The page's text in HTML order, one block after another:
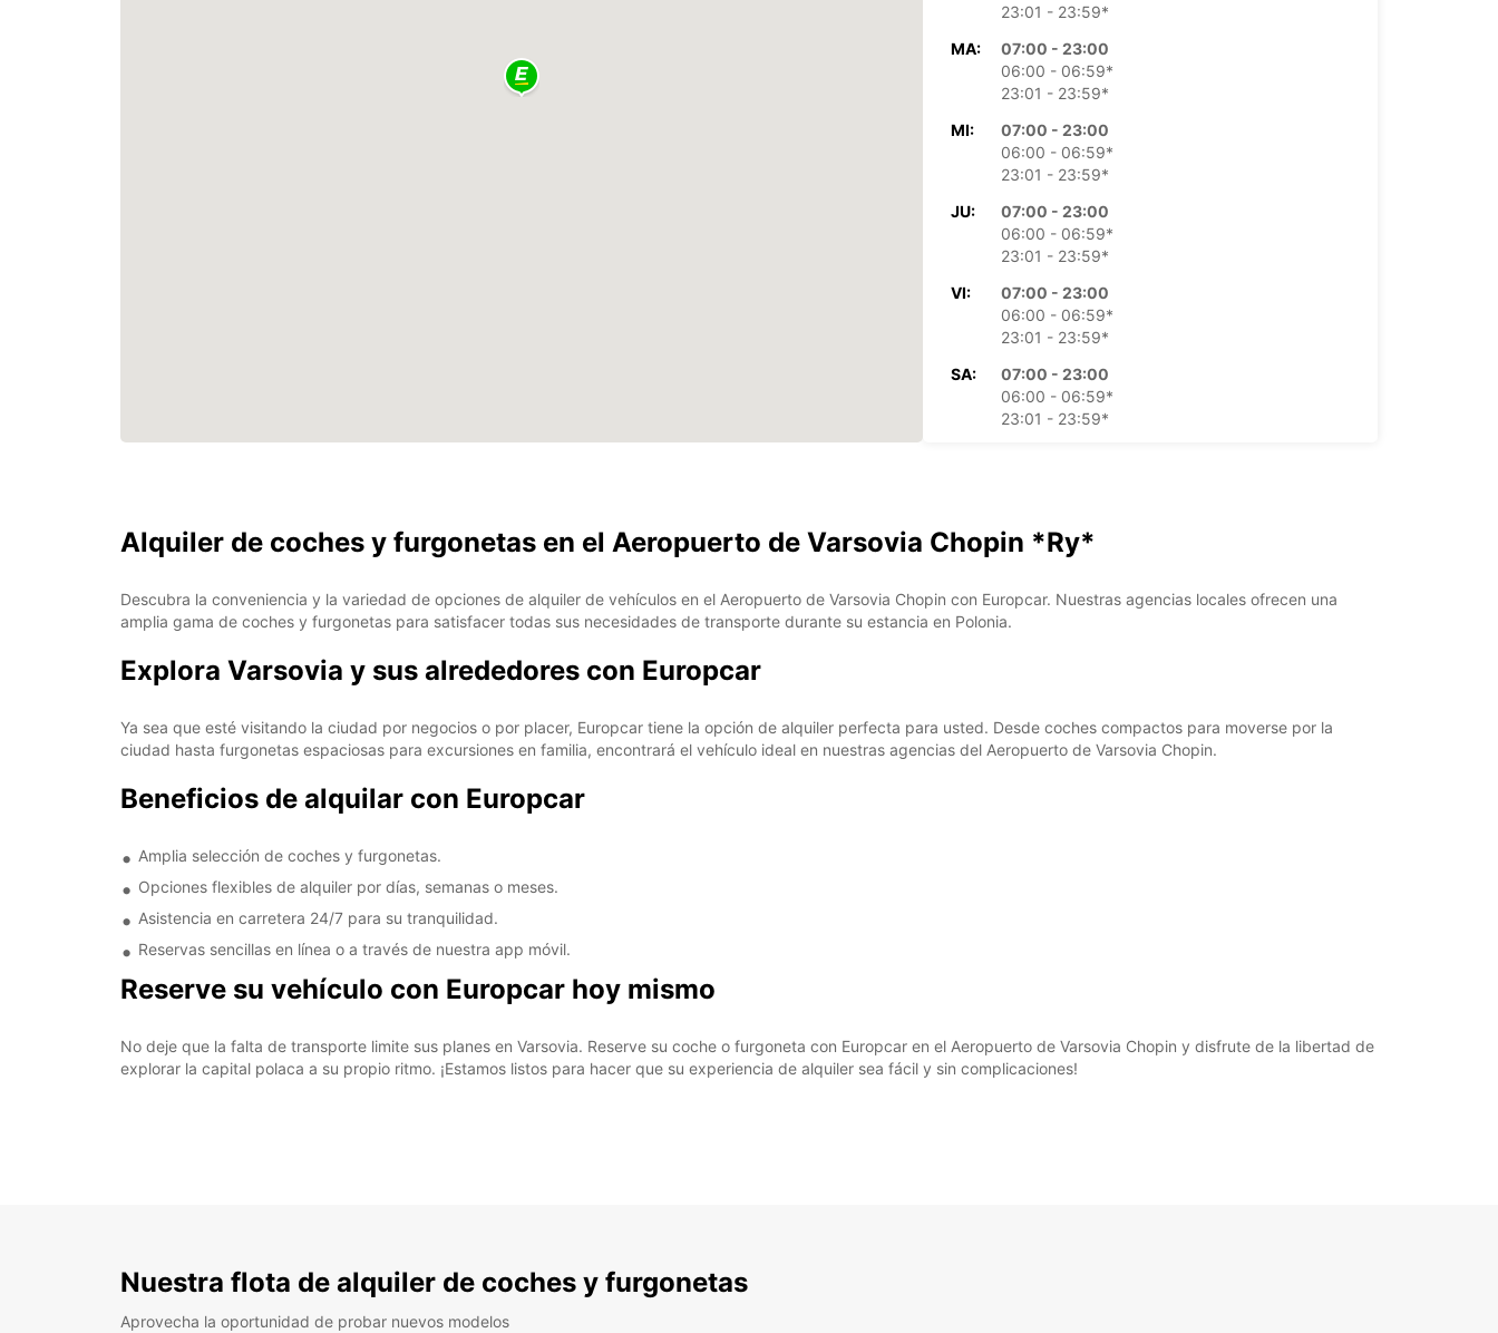
23:01 - 23:59*
MA:
07:00 - 23:00
06:00 - 06:59*
23:01 - 23:59*
MI:
07:00 - 23:00
06:00 - 06:59*
23:01 - 23:59*
JU:
07:00 - 23:00
06:00 - 06:59*
23:01 - 23:59*
VI:
07:00 - 23:00
06:00 - 06:59*
23:01 - 23:59*
SA:
07:00 - 23:00
06:00 - 06:59*
23:01 - 23:59*
*Con cargos extras
Estos horarios de apertura pueden variar debido a los
Alquiler de coches y furgonetas en el Aeropuerto de Varsovia Chopin *Ry*
Descubra la conveniencia y la variedad de opciones de alquiler de vehículos en el Aeropuerto de Varsovia Chopin con Europcar. Nuestras agencias locales ofrecen una
amplia gama de coches y furgonetas para satisfacer todas sus necesidades de transporte durante su estancia en Polonia.
Explora Varsovia y sus alrededores con Europcar
Ya sea que esté visitando la ciudad por negocios o por placer, Europcar tiene la opción de alquiler perfecta para usted. Desde coches compactos para moverse por la
ciudad hasta furgonetas espaciosas para excursiones en familia, encontrará el vehículo ideal en nuestras agencias del Aeropuerto de Varsovia Chopin.
Beneficios de alquilar con Europcar
Amplia selección de coches y furgonetas.
Opciones flexibles de alquiler por días, semanas o meses.
Asistencia en carretera 24/7 para su tranquilidad.
Reservas sencillas en línea o a través de nuestra app móvil.
Reserve su vehículo con Europcar hoy mismo
No deje que la falta de transporte limite sus planes en Varsovia. Reserve su coche o furgoneta con Europcar en el Aeropuerto de Varsovia Chopin y disfrute de la libertad de
explorar la capital polaca a su propio ritmo. ¡Estamos listos para hacer que su experiencia de alquiler sea fácil y sin complicaciones!
Nuestra flota de alquiler de coches y furgonetas
Aprovecha la oportunidad de probar nuevos modelos